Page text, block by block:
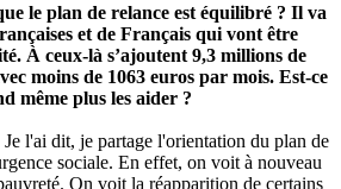
le plan de relance est équilibré ? Il va
et de Français qui vont être
À ceux-là s’ajoutent 9,3 millions de
moins de 1063 euros par mois. Est-ce
même plus les aider ?
l'ai dit, je partage l'orientation du plan de
sociale. En effet, on voit à nouveau
On voit la réapparition de certains